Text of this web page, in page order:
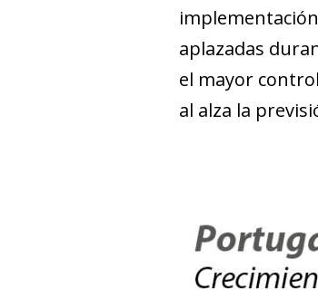
aplazadas
el mayor
al alza la